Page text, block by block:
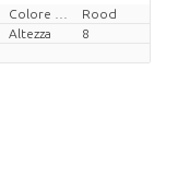
Rood
Altezza 8